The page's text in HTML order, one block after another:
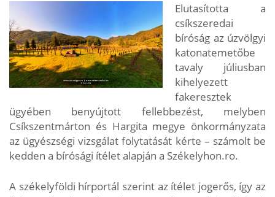
Elutasította a
csíkszeredai
bíróság az úzvölgyi
katonatemetőbe
tavaly júliusban
kihelyezett
fakeresztek
ügyében benyújtott fellebbezést, melyben
Csíkszentmárton és Hargita megye önkormányzata
az ügyészségi vizsgálat folytatását kérte – számolt be
kedden a bírósági ítélet alapján a Székelyhon.ro.
A székelyföldi hírportál szerint az ítélet jogerős, így az